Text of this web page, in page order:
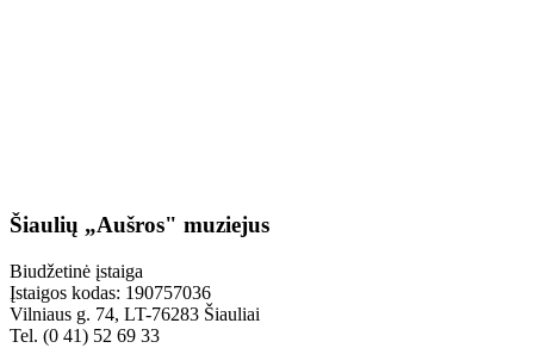
Šiaulių „Aušros" muziejus
Biudžetinė įstaiga
Įstaigos kodas: 190757036
Vilniaus g. 74, LT-76283 Šiauliai
Tel. (0 41) 52 69 33